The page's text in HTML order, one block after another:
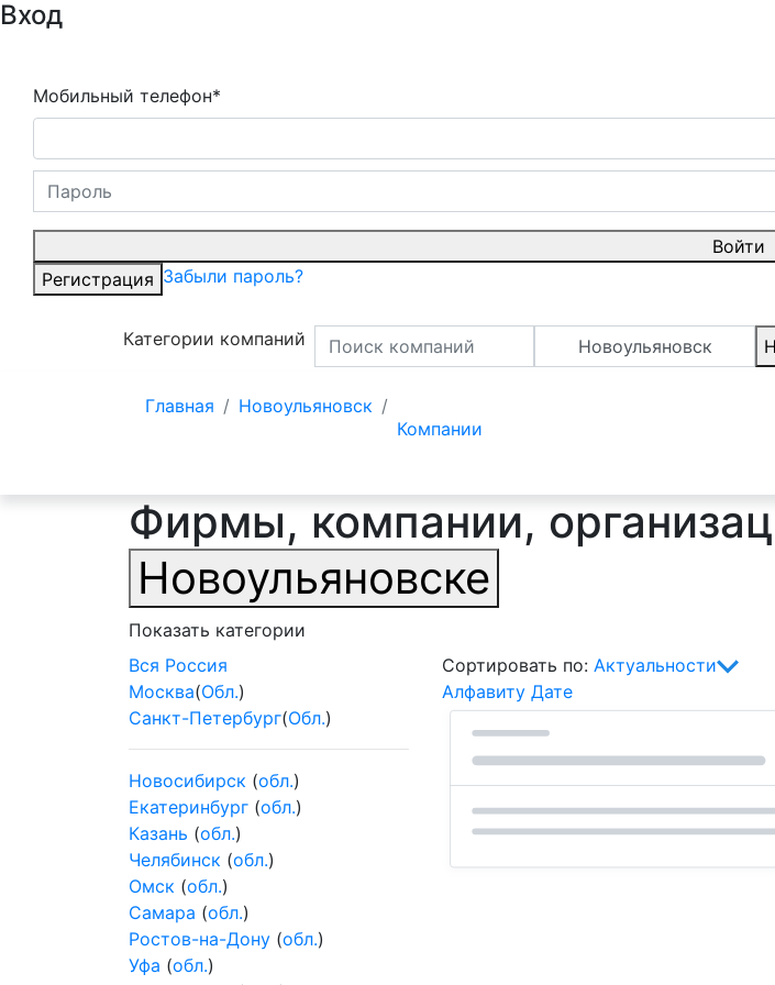
Вход
Мобильный телефон*
Войти
Регистрация Забыли пароль?
Категории компаний Новоульяновск
Главная
Новоульяновск
Компании
Фирмы, компании,
Новоульяновске
Показать категории
Вся Россия
Москва(Обл.)
Санкт-Петербург(Обл.)
Новосибирск (обл.)
Екатеринбург (обл.)
Казань (обл.)
Челябинск (обл.)
Омск (обл.)
Самара (обл.)
Ростов-на-Дону (обл.)
Уфа (обл.)
Сортировать по: Актуальности
Алфавиту Дате